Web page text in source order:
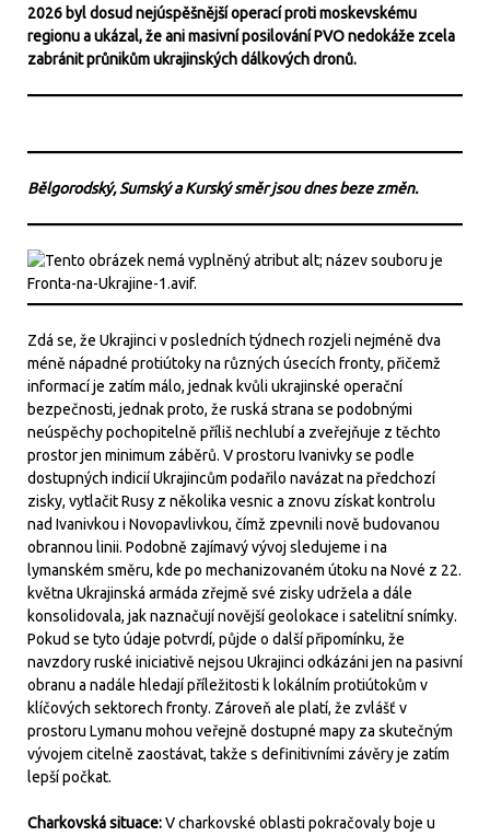
2026 byl dosud nejúspěšnější operací proti moskevskému
regionu a ukázal, že ani masivní posilování PVO nedokáže zcela
zabránit průnikům ukrajinských dálkových dronů.
Bělgorodský, Sumský a Kurský směr jsou dnes beze změn.
Zdá se, že Ukrajinci v posledních týdnech rozjeli nejméně dva
méně nápadné protiútoky na různých úsecích fronty, přičemž
informací je zatím málo, jednak kvůli ukrajinské operační
bezpečnosti, jednak proto, že ruská strana se podobnými
neúspěchy pochopitelně příliš nechlubí a zveřejňuje z těchto
prostor jen minimum záběrů. V prostoru Ivanivky se podle
dostupných indicií Ukrajincům podařilo navázat na předchozí
zisky, vytlačit Rusy z několika vesnic a znovu získat kontrolu
nad Ivanivkou i Novopavlivkou, čímž zpevnili nově budovanou
obrannou linii. Podobně zajímavý vývoj sledujeme i na
lymanském směru, kde po mechanizovaném útoku na Nové z 22.
května Ukrajinská armáda zřejmě své zisky udržela a dále
konsolidovala, jak naznačují novější geolokace i satelitní snímky.
Pokud se tyto údaje potvrdí, půjde o další připomínku, že
navzdory ruské iniciativě nejsou Ukrajinci odkázáni jen na pasivní
obranu a nadále hledají příležitosti k lokálním protiútokům v
klíčových sektorech fronty. Zároveň ale platí, že zvlášť v
prostoru Lymanu mohou veřejně dostupné mapy za skutečným
vývojem citelně zaostávat, takže s definitivními závěry je zatím
lepší počkat.
Charkovská situace:V charkovské oblasti pokračovaly boje u